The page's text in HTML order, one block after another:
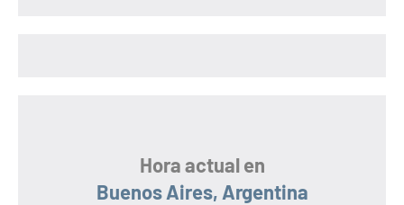
Hora actual en
Buenos Aires, Argentina